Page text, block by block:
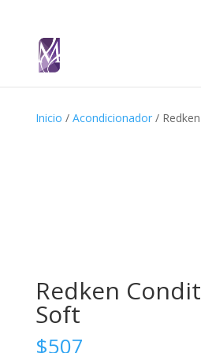
Inicio / Acondicionador/
Redken
Soft
$507